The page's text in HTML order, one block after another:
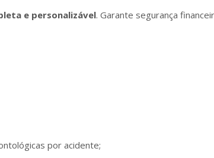
e personalizável. Garante segurança
por acidente;